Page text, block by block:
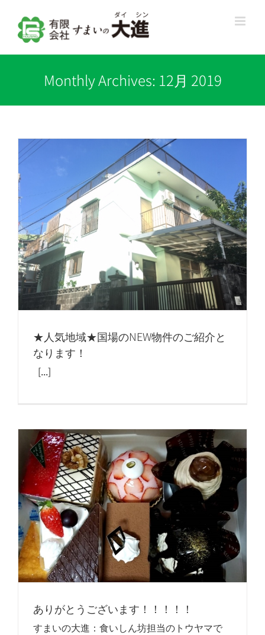
content
Monthly Archives: 12月 2019
★人気地域★国場のNEW物件のご紹介と
なります！
[...]
ありがとうございます！！！！！
すまいの大進：食いしん坊担当のトウヤマで